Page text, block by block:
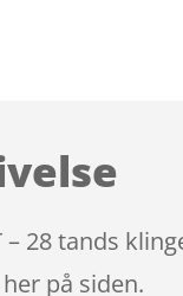
– 28 tands
på siden.